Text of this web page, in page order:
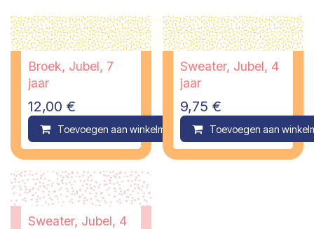
Broek, Jubel, 7
jaar
12,00 €
Toevoegen aan winkelmandje Compare
Sweater, Jubel, 4
jaar
9,75 €
Toevoegen aan
Sweater, Jubel, 4